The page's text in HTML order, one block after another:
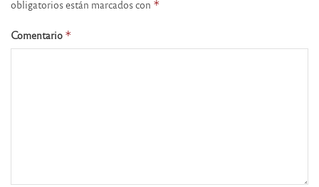
obligatorios están marcados con *
Comentario *